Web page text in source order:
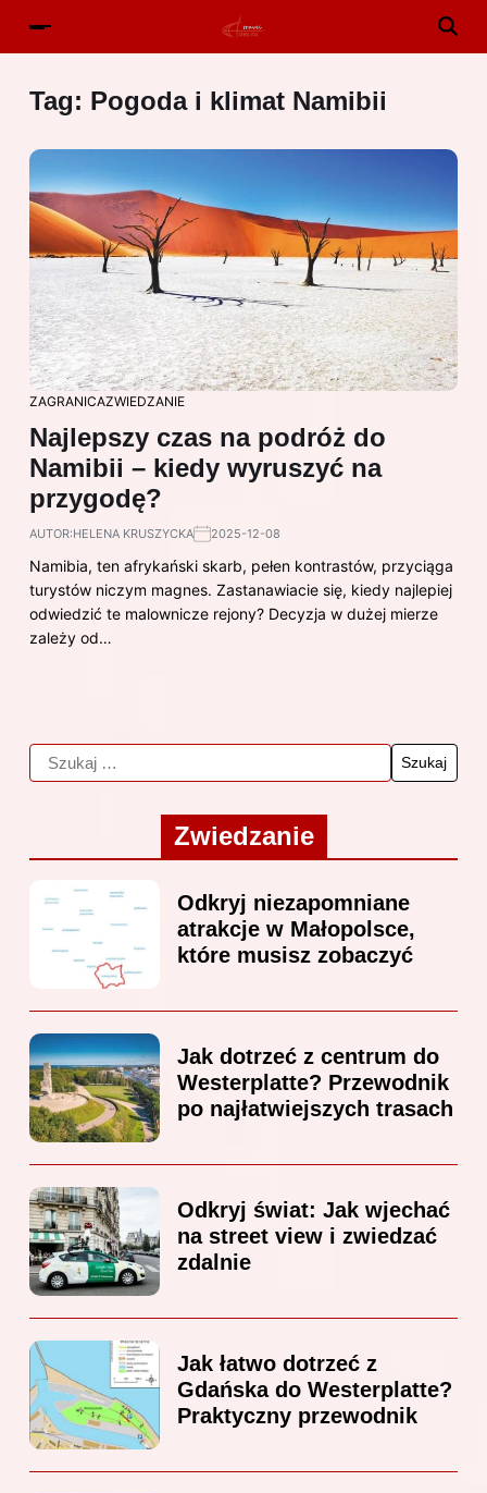
Tag: Pogoda i klimat Namibii
ZAGRANICAZWIEDZANIE
Najlepszy czas na podróż do
Namibii – kiedy wyruszyć na
przygodę?
AUTOR:HELENA KRUSZYCKA 2025-12-08
Namibia, ten afrykański skarb, pełen kontrastów, przyciąga
turystów niczym magnes. Zastanawiacie się, kiedy najlepiej
odwiedzić te malownicze rejony? Decyzja w dużej mierze
zależy od…
Zwiedzanie
Odkryj niezapomniane
atrakcje w Małopolsce,
które musisz zobaczyć
Jak dotrzeć z centrum do
Westerplatte? Przewodnik
po najłatwiejszych trasach
Odkryj świat: Jak wjechać
na street view i zwiedzać
zdalnie
Jak łatwo dotrzeć z
Gdańska do Westerplatte?
Praktyczny przewodnik